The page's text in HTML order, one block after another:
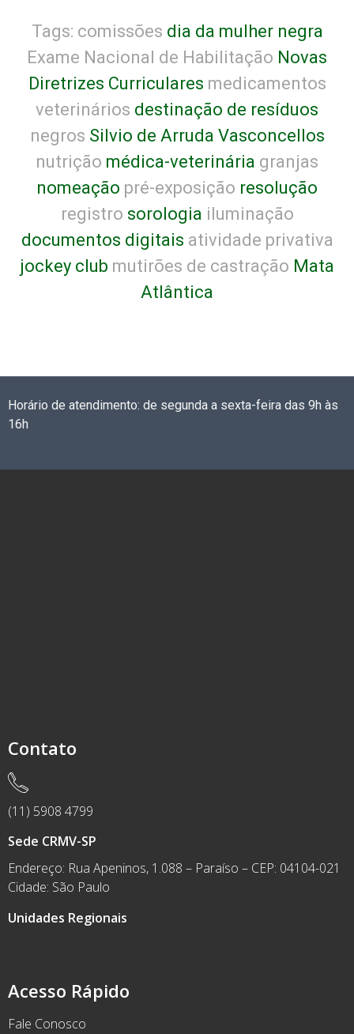
Tags: comissões dia da mulher negra
Exame Nacional de Habilitação Novas
Diretrizes Curriculares medicamentos
veterinários destinação de resíduos
negros Silvio de Arruda Vasconcellos
nutrição médica-veterinária granjas
nomeação pré-exposição resolução
registro sorologia iluminação
documentos digitais atividade privativa
jockey club mutirões de castração Mata
Atlântica
Horário de atendimento: de segunda a sexta-feira das 9h às
16h
Acesso Rápido
Fale Conosco
Contato
(11) 5908 4799
Sede CRMV-SP
Endereço: Rua Apeninos, 1.088 – Paraíso – CEP: 04104-021
Cidade: São Paulo
Unidades Regionais